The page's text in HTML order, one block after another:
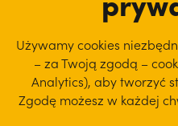
Używamy cookies
– za Twoją zgodą –
Analytics), abytworzyć
Zgodę możesz w każdej